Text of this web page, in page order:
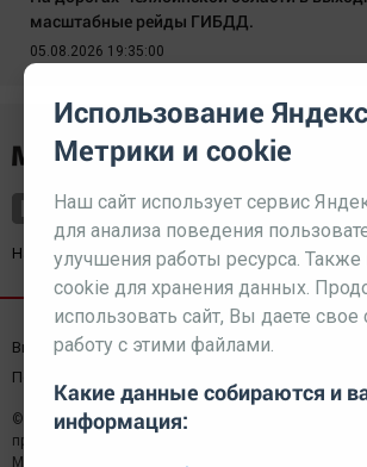
масштабные рейды ГИБДД.
05.08.2026 19:35:00
Наш партнерkurorty-sochi.ru
Выходные данные СМИ Реклама
Пользовательское соглашение
© 2026 МЕДИАЗАВОД — Сайт может содержать
предназначенный для лиц 18+
Мнение редакции может не совпадать с мнением
Использование Яндекс
Метрики и cookie
Наш сайт использует сервис
для анализа поведения
улучшения работы ресурса. Также
cookie для хранения данных.
использовать сайт, Вы даете свое
работу с этими файлами.
Какие данные собираются и
информация: